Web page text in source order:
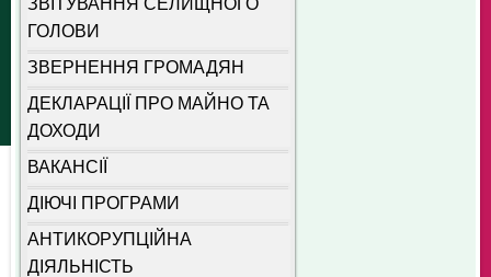
ЗВІТУВАННЯ СЕЛИЩНОГО
ГОЛОВИ
ЗВЕРНЕННЯ ГРОМАДЯН
ДЕКЛАРАЦІЇ ПРО МАЙНО ТА
ДОХОДИ
ВАКАНСІЇ
ДІЮЧІ ПРОГРАМИ
АНТИКОРУПЦІЙНА
ДІЯЛЬНІСТЬ